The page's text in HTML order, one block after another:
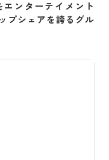
エンターテイメント
プシェアを誇るグル